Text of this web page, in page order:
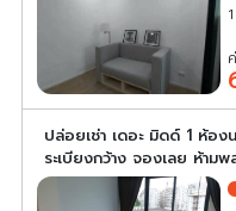
ปล่อยเช่า เดอะ มิดด์ 1 ห้อ
ระเบียงกว้าง จองเลย ห้ามพ